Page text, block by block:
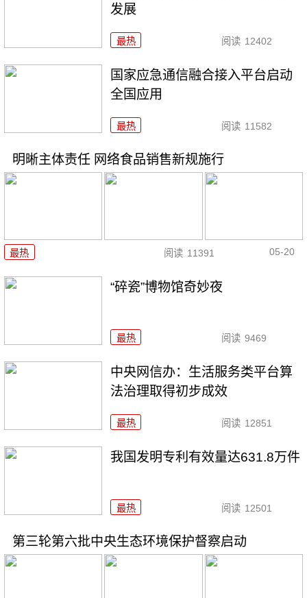
发展
最热 阅读 12402
国家应急通信融合接入平台启动
全国应用
最热 阅读 11582
明晰主体责任 网络食品销售新规施行
最热 阅读 11391 05-20
“碎瓷”博物馆奇妙夜
最热 阅读 9469
中央网信办：生活服务类平台算
法治理取得初步成效
最热 阅读 12851
我国发明专利有效量达631.8万件
最热 阅读 12501
第三轮第六批中央生态环境保护督察启动